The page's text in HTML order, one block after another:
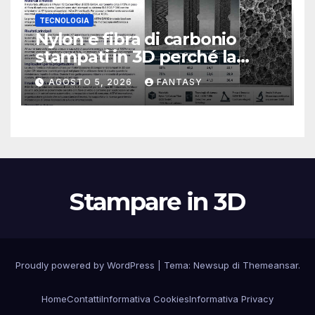
TECNOLOGIA
Nylon e fibra di carbonio
stampati in 3D perché la
resistenza agli urti dipende
dal processo
AGOSTO 5, 2026 FANTASY
Stampare in 3D
Proudly powered by WordPress Tema: Newsup di Themeansar.
HomeContattiInformativa CookiesInformativa Privacy